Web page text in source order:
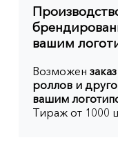
вашим
Возможен
роллов и
вашим
Тираж от 1000